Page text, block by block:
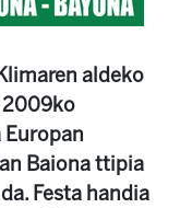
aldeko
2009ko
Baiona ttipia
Festa handia